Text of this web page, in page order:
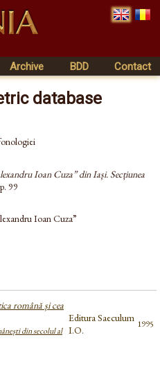
Archive BDD Contact
database
Ioan Cuza” din Iași. Secțiunea
99
Ioan Cuza”
română și cea
din secolul al
Editura Saeculum
I.O.
1995